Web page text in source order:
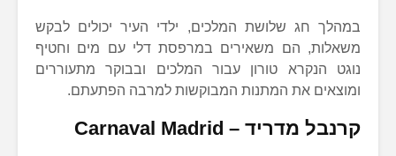
במהלך חג שלושת המלכים, ילדי העיר יכולים לבקש
משאלות, הם משאירים במרפסת דלי עם מים וחטיף
נוגט הנקרא טורון עבור המלכים ובבוקר מתעוררים
ומוצאים את המתנות המבוקשות למרבה הפתעתם.
קרנבל מדריד – Carnaval Madrid